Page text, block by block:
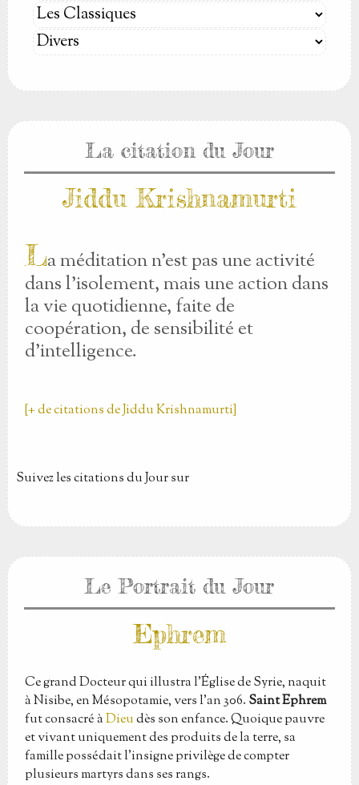
La citation du Jour
Jiddu Krishnamurti
La méditation n'est pas une activité
dans l'isolement, mais une action dans
la vie quotidienne, faite de
coopération, de sensibilité et
d'intelligence.
[+ de citations de Jiddu Krishnamurti]
Suivez les citations du Jour sur
Le Portrait du Jour
Ephrem
Ce grand Docteur qui illustra l'Église de Syrie, naquit
à Nisibe, en Mésopotamie, vers l'an 306. Saint Ephrem
fut consacré àDieudès son enfance. Quoique pauvre
et vivant uniquement des produits de la terre, sa
famille possédait l'insigne privilège de compter
plusieurs martyrs dans ses rangs.